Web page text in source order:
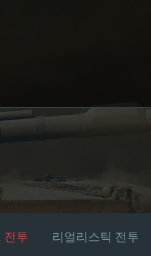
전투 리얼리스틱 전투